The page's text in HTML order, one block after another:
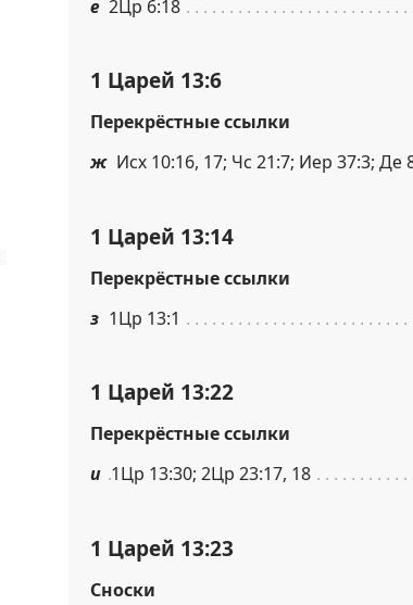
е 2Цр 6:18
1 Царей 13:6
Перекрёстные ссылки
ж Исх 10:16, 17; Чс 21:7; Иер 37:3; Де
1 Царей 13:14
Перекрёстные ссылки
з 1Цр 13:1
1 Царей 13:22
Перекрёстные ссылки
и 1Цр 13:30; 2Цр 23:17, 18
1 Царей 13:23
Сноски